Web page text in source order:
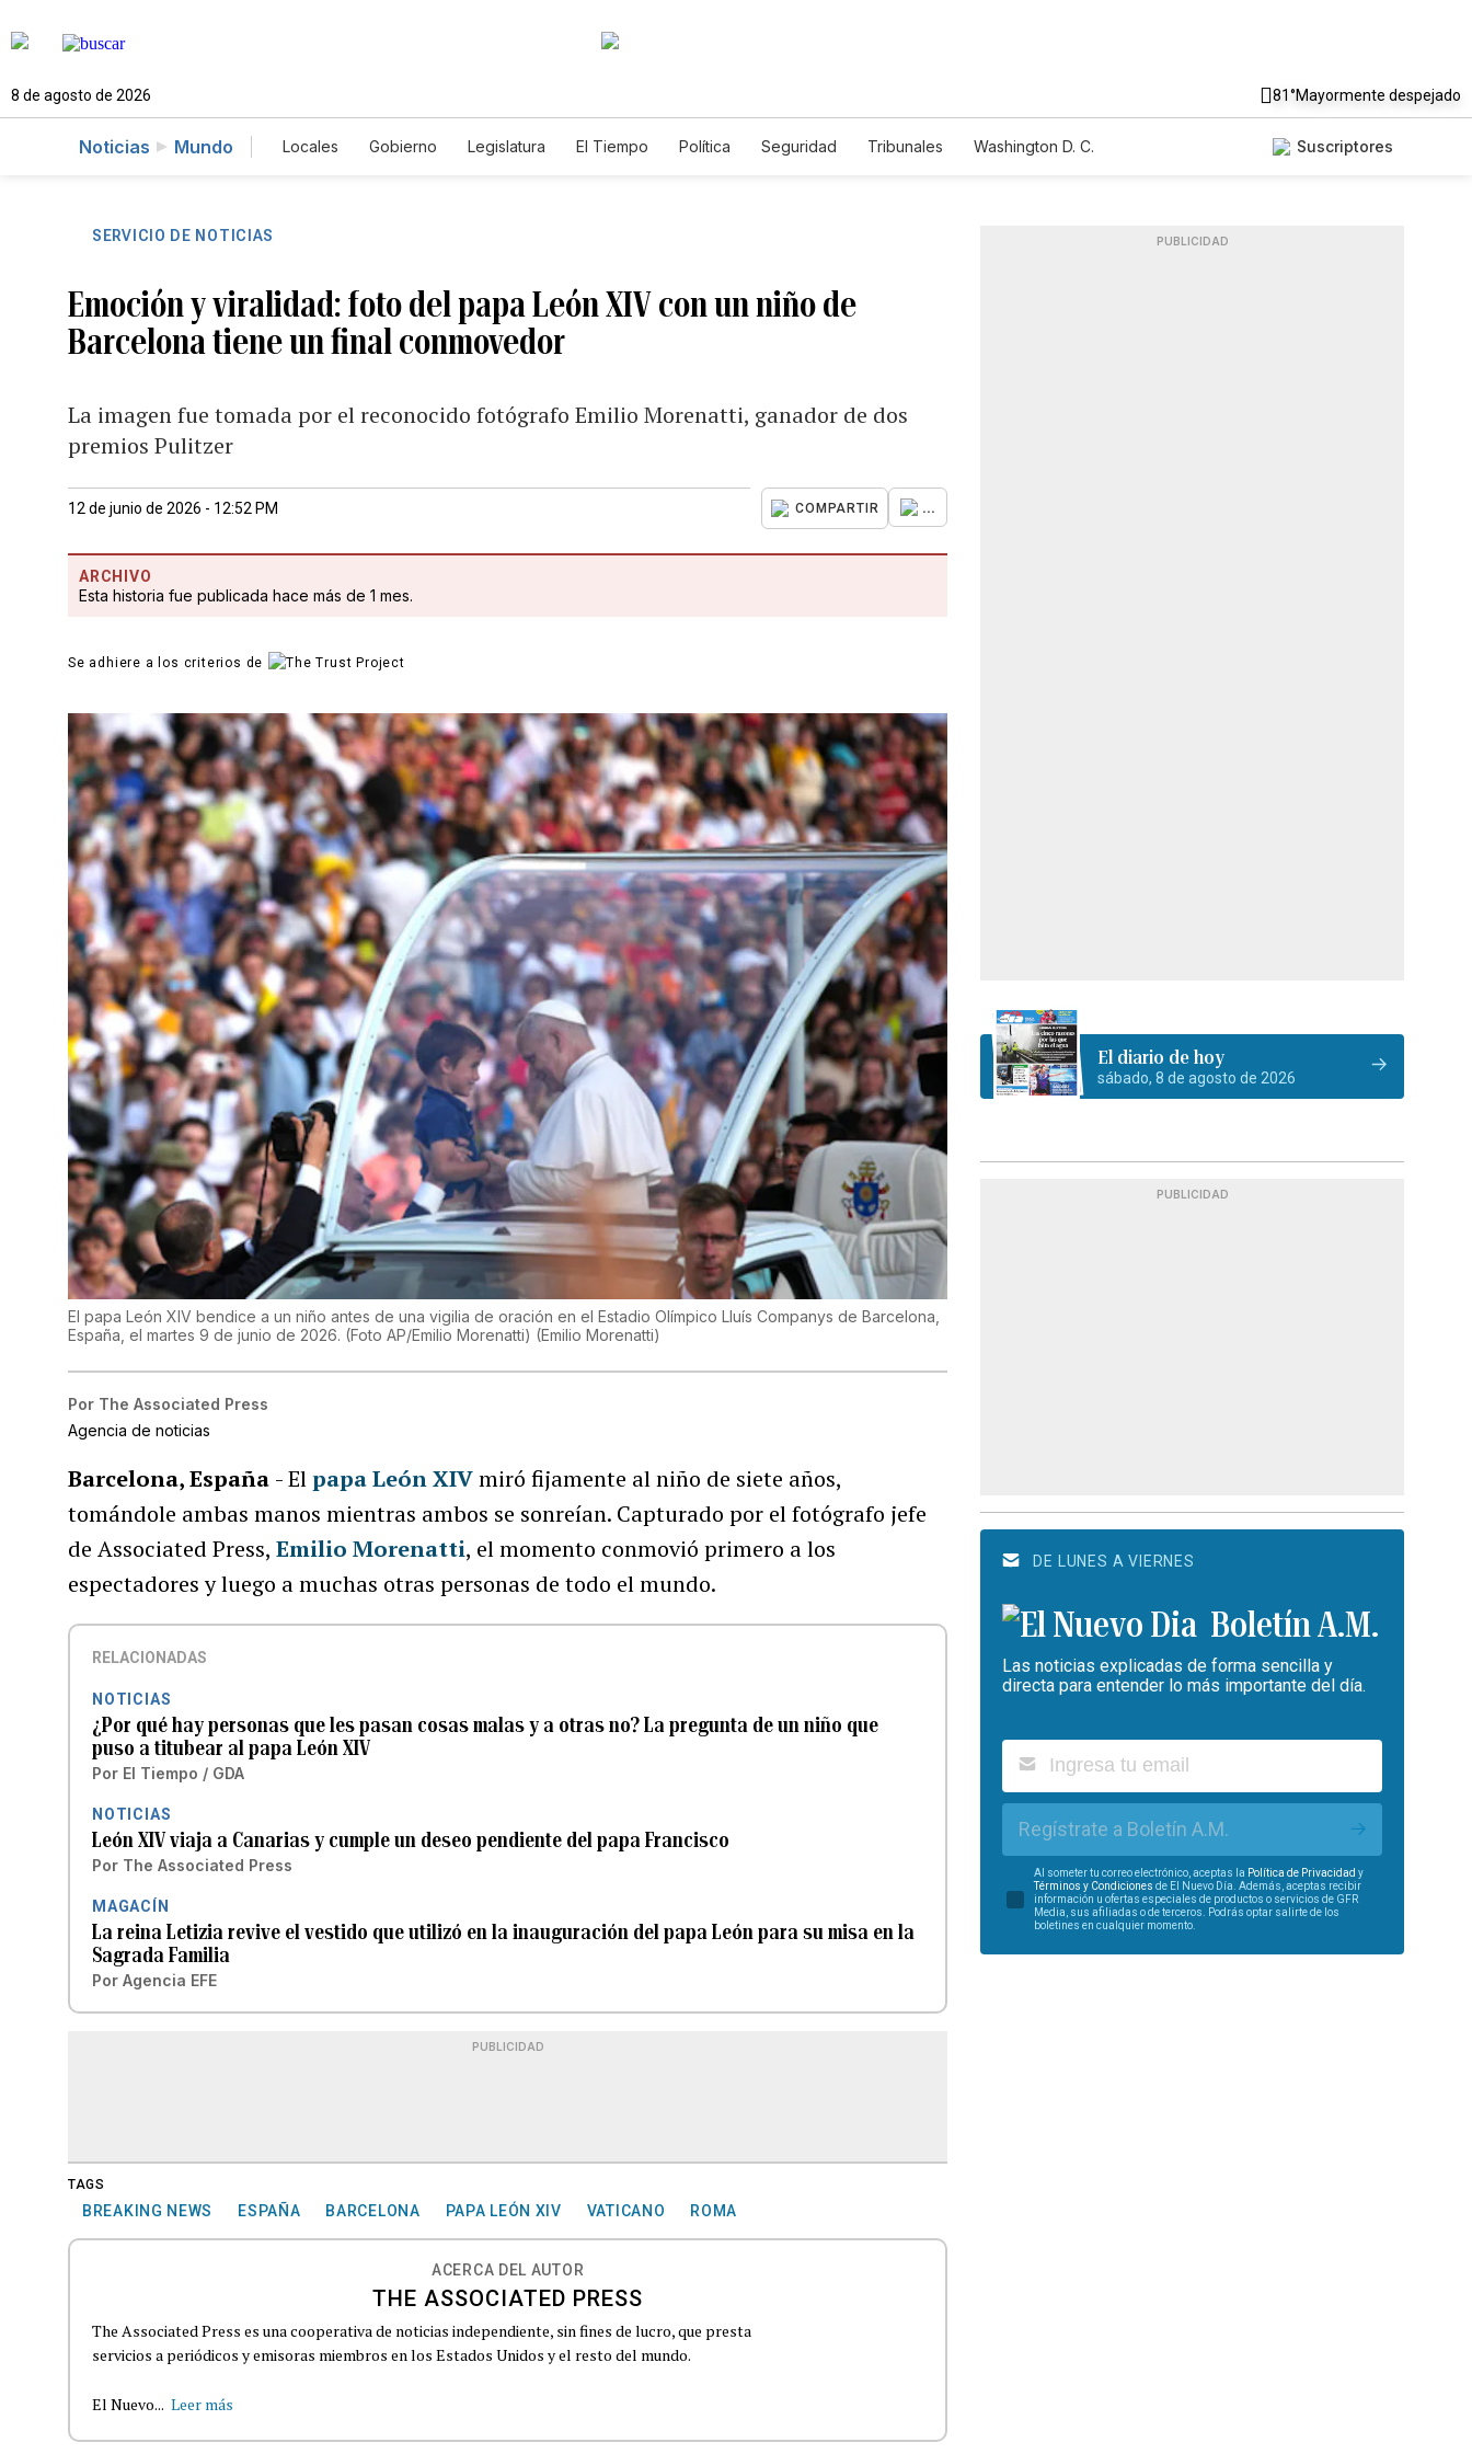
8 de agosto de 2026 81°Mayormente despejado
Noticias Mundo Locales Gobierno Legislatura El Tiempo Política Seguridad Tribunales
Washington D. C.
Suscriptores
SERVICIO DE NOTICIAS
Emoción y viralidad: foto del papa León XIV con un niño de
Barcelona tiene un final conmovedor
La imagen fue tomada por el reconocido fotógrafo Emilio Morenatti, ganador de dos
premios Pulitzer
12 de junio de 2026 - 12:52 PM COMPARTIR ...
ARCHIVO
Esta historia fue publicada hace más de 1 mes.
Se adhiere a los criterios de
El papa León XIV bendice a un niño antes de una vigilia de oración en el Estadio Olímpico Lluís Companys de Barcelona,
España, el martes 9 de junio de 2026. (Foto AP/Emilio Morenatti) (Emilio Morenatti)
Por The Associated Press
Agencia de noticias
Barcelona, España - Elpapa León XIVmiró fijamente al niño de siete años,
tomándole ambas manos mientras ambos se sonreían. Capturado por el fotógrafo jefe
de Associated Press,Emilio Morenatti, el momento conmovió primero a los
espectadores y luego a muchas otras personas de todo el mundo.
RELACIONADAS
NOTICIAS
¿Por qué hay personas que les pasan cosas malas y a otras no? La pregunta de un niño que
puso a titubear al papa León XIV
Por El Tiempo / GDA
NOTICIAS
León XIV viaja a Canarias y cumple un deseo pendiente del papa Francisco
Por The Associated Press
MAGACÍN
La reina Letizia revive el vestido que utilizó en la inauguración del papa León para su misa en la
Sagrada Familia
Por Agencia EFE
PUBLICIDAD
TAGS
BREAKING NEWS ESPAÑA BARCELONA PAPA LEÓN XIV VATICANO ROMA
ACERCA DEL AUTOR
THE ASSOCIATED PRESS
The Associated Press es una cooperativa de noticias independiente, sin fines de lucro, que presta
servicios a periódicos y emisoras miembros en los Estados Unidos y el resto del mundo.
El Nuevo... Leer más
PUBLICIDAD
El diario de hoy
sábado, 8 de agosto de 2026
PUBLICIDAD
DE LUNES A VIERNES
Boletín A.M.
Las noticias explicadas de forma sencilla y
directa para entender lo más importante del día.
Regístrate a Boletín A.M.
Al someter tu correo electrónico, aceptas la Política de Privacidad y
Términos y Condiciones de El Nuevo Día. Además, aceptas recibir
información u ofertas especiales de productos o servicios de GFR
Media, sus afiliadas o de terceros. Podrás optar salirte de los
boletines en cualquier momento.